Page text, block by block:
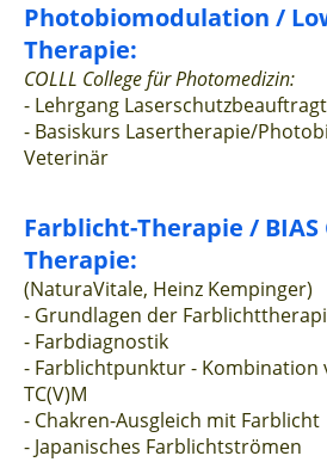
Photobiomodulation /
Therapie:
COLLL College für Photomedizin:
- Lehrgang
- Basiskurs Lasertherapie/
Veterinär
Farblicht-Therapie / BIAS
Therapie:
(NaturaVitale, Heinz Kempinger)
- Grundlagen der
- Farbdiagnostik
- Farblichtpunktur - Kombination
TC(V)M
- Chakren-Ausgleich mit Farblicht
- Japanisches Farblichtströmen